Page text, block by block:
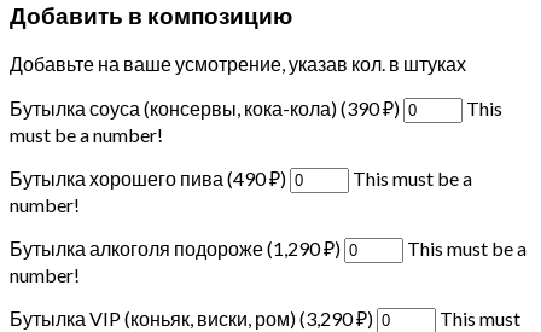
Добавить в композицию
Добавьте на ваше усмотрение, указав кол. в штуках
Бутылка соуса (консервы, кока-кола) (390₽)
This
must be a number!
Бутылка хорошего пива (490₽)
This must be a
number!
Бутылка алкоголя подороже (1,290₽)
This must be a
number!
Бутылка VIP (коньяк, виски, ром) (3,290₽)
This must